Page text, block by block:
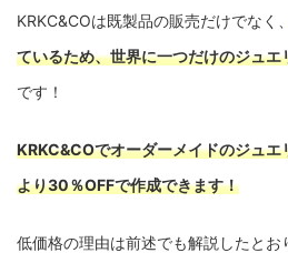
KRKC&COは既製品の販売だけでなく、
ているため、世界に一つだけのジュ
です！
KRKC&COでオーダーメイドのジュ
より30％OFFで作成できます！
低価格の理由は前述でも解説したと